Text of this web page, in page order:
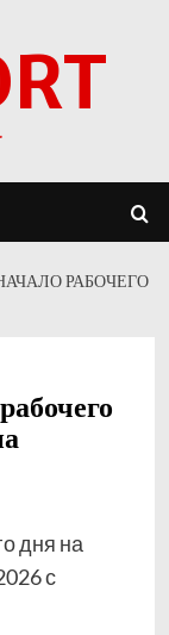
РАБОЧЕГО
дня на
с